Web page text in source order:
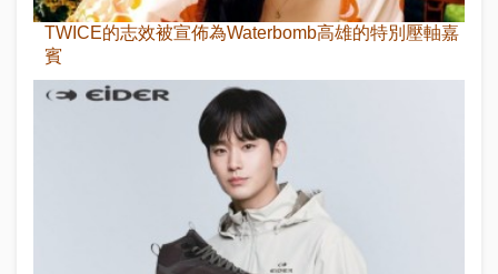
TWICE的志效被宣佈為Waterbomb高雄的特別壓軸嘉
賓